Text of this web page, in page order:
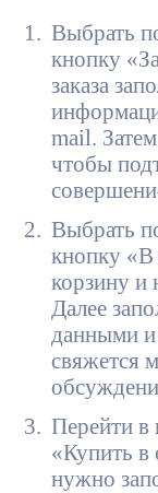
Выбрать
кнопку
заказа
mail.
чтобы
Выбрать
кнопку «В
корзину и
Далее
данными и
свяжется
Перейти в
«Купить в
нужно